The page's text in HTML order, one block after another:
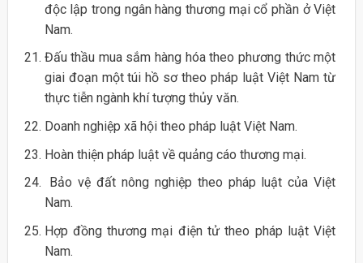
độc lập trong ngân hàng thương mại cổ phần ở Việt
Nam.
Đấu thầu mua sắm hàng hóa theo phương thức một
giai đoạn một túi hồ sơ theo pháp luật Việt Nam từ
thực tiễn ngành khí tượng thủy văn.
Doanh nghiệp xã hội theo pháp luật Việt Nam.
Hoàn thiện pháp luật về quảng cáo thương mại.
Bảo vệ đất nông nghiệp theo pháp luật của Việt
Nam.
Hợp đồng thương mại điện tử theo pháp luật Việt
Nam.